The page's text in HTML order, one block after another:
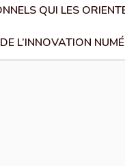
QUI LES
L’INNOVATION